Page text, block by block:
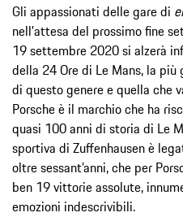
Gli appassionati delle gare di
nell'attesa del prossimo fine
19 settembre 2020 si alzerà
della 24 Ore di Le Mans, la
di questo genere e quella che
Porsche è il marchio che ha
quasi 100 anni di storia di Le
sportiva di Zuffenhausen è
oltre sessant’anni, che per
ben 19 vittorie assolute,
emozioni indescrivibili.